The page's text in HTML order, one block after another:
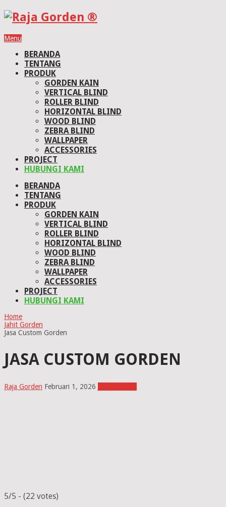
Menu
BERANDA
TENTANG
PRODUK
GORDEN KAIN
VERTICAL BLIND
ROLLER BLIND
HORIZONTAL BLIND
WOOD BLIND
ZEBRA BLIND
WALLPAPER
ACCESSORIES
PROJECT
HUBUNGI KAMI
BERANDA
TENTANG
PRODUK
GORDEN KAIN
VERTICAL BLIND
ROLLER BLIND
HORIZONTAL BLIND
WOOD BLIND
ZEBRA BLIND
WALLPAPER
ACCESSORIES
PROJECT
HUBUNGI KAMI
Home
Jahit Gorden
Jasa Custom Gorden
JASA CUSTOM GORDEN
Raja Gorden Februari 1, 2026
5/5 - (22 votes)